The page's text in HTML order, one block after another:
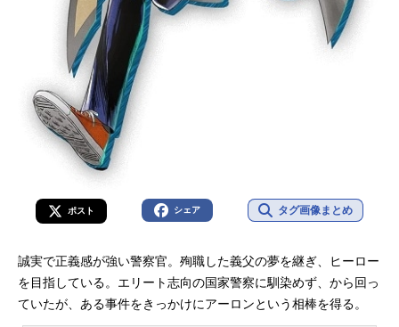
ポスト シェア タグ画像まとめ
誠実で正義感が強い警察官。殉職した義父の夢を継ぎ、ヒーロー
を目指している。エリート志向の国家警察に馴染めず、から回っ
ていたが、ある事件をきっかけにアーロンという相棒を得る。